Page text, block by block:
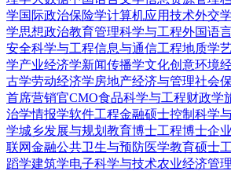
学国际政治保险学计算机应用技术外交学
学思想政治教育管理科学与工程外国语
安全科学与工程信息与通信工程地质学
学产业经济学新闻传播学文化创意环境
古学劳动经济学房地产经济与管理社会
首席营销官CMO食品科学与工程财政学
治学情报学软件工程金融硕士控制科学
学城乡发展与规划 教育博士工程博士企
联网金融公共卫生与预防医学教育硕士
蹈学建筑学电子科学与技术农业经济管理